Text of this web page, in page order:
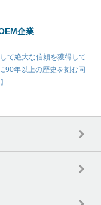
企業
て絶大な信頼を獲得して
90年以上の歴史を刻む同